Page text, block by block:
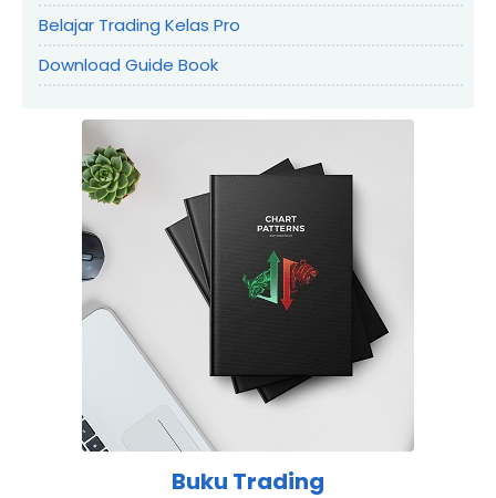
Belajar Trading Kelas Pro
Download Guide Book
Buku Trading